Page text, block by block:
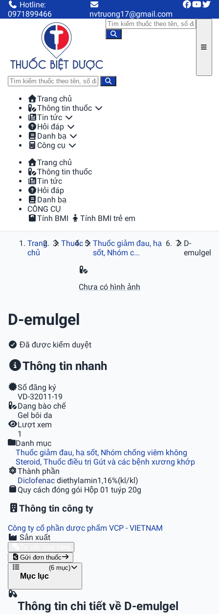
Hotline:
0971899466
nvtruong17@gmail.com
Trang chủ
Thông tin thuốc
Tin tức
Hỏi đáp
Danh bạ
Công cụ
Trang chủ
Thông tin thuốc
Tin tức
Hỏi đáp
Danh bạ
CÔNG CỤ
Tính BMI
Tính BMI trẻ em
Trang
chủ
Thuốc
Thuốc giảm đau, hạ
sốt, Nhóm c...
D-
emulgel
Chưa có hình ảnh
D-emulgel
Đã được kiểm duyệt
Thông tin nhanh
Số đăng ký
VD-32011-19
Dạng bào chế
Gel bôi da
Lượt xem
1
Danh mục
Thuốc giảm đau, hạ sốt, Nhóm chống viêm không
Steroid, Thuốc điều trị Gút và các bệnh xương khớp
Thành phần
Diclofenac diethylamin1,16%(kl/kl)
Quy cách đóng gói Hộp 01 tuýp 20g
Thông tin công ty
Công ty cổ phần dược phẩm VCP - VIETNAM
Sản xuất
Gửi đơn thuốc
Mục lục
(6 mục)
Thông tin chi tiết về D-emulgel